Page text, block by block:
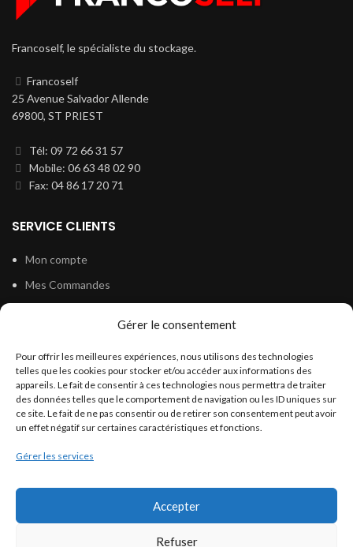
Gérer le consentement
Pour offrir les meilleures expériences, nous utilisons des technologies
telles que les cookies pour stocker et/ou accéder aux informations des
appareils. Le fait de consentir à ces technologies nous permettra de traiter
des données telles que le comportement de navigation ou les ID uniques sur
ce site. Le fait de ne pas consentir ou de retirer son consentement peut avoir
un effet négatif sur certaines caractéristiques et fonctions.
Gérer les services
Accepter
Refuser
Francoself, le spécialiste du stockage.
Francoself
25 Avenue Salvador Allende
69800, ST PRIEST
Tél: 09 72 66 31 57
Mobile: 06 63 48 02 90
Fax: 04 86 17 20 71
SERVICE CLIENTS
Mon compte
Mes Commandes
Contact
INFORMATIONS LÉGALES
Politique de confidentialité
Conditions générales d’utilisation
Politique de cookies (UE)